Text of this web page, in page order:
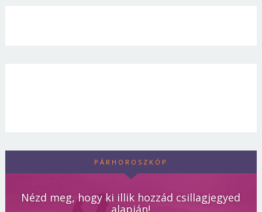
PÁRHOROSZKÓP
Nézd meg, hogy ki illik hozzád csillagjegyed
alapján!